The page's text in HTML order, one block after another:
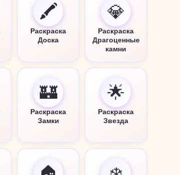
🖍️
Раскраска
Доска
💎
Раскраска
Драгоценные
камни
🏰
Раскраска
Замки
🌟
Раскраска
Звезда